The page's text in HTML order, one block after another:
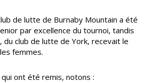
de lutte de Burnaby Mountain a été
par excellence du tournoi, tandis
du club de lutte de York, recevait le
femmes.
ont été remis, notons :